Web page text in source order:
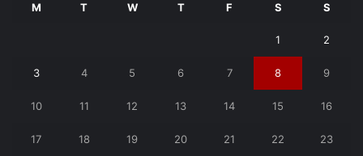
M T W T F S S
1 2
3 4 5 6 7 8 9
10 11 12 13 14 15 16
17 18 19 20 21 22 23